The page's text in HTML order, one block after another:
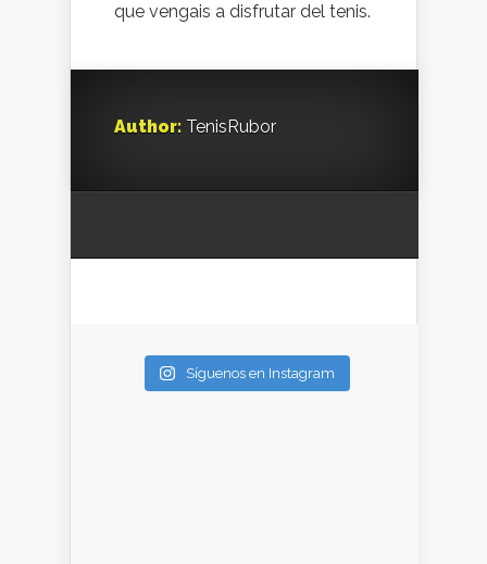
que vengais a disfrutar del tenis.
Author: TenisRubor
Síguenos en Instagram